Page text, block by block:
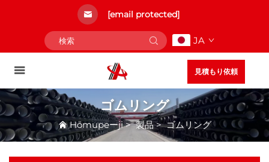
[email protected]
JA
見積もり依頼
ゴムリング
Hōmupeーji>製品>ゴムリング